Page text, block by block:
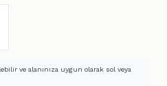
ve alanınıza uygun olarak sol veya